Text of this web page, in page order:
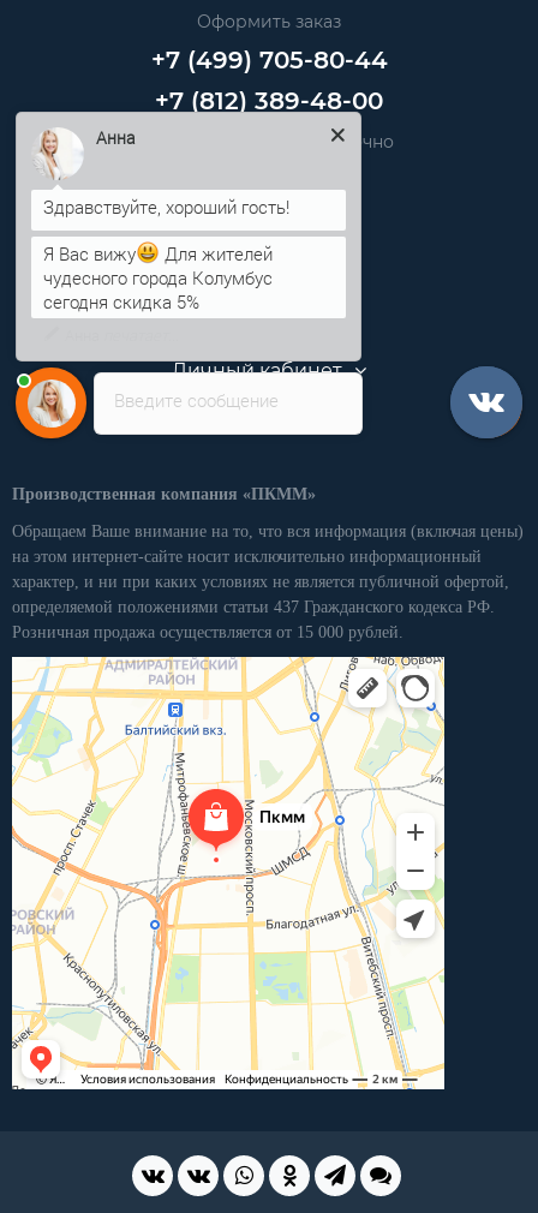
Оформить заказ
+7 (499) 705-80-44
+7 (812) 389-48-00
Звоните нам круглосуточно
Информация
Категории
Личный кабинет
Производственная компания «ПКММ»
Обращаем Ваше внимание на то, что вся информация (включая цены)
на этом интернет-сайте носит исключительно информационный
характер, и ни при каких условиях не является публичной офертой,
определяемой положениями статьи 437 Гражданского кодекса РФ.
Розничная продажа осуществляется от 15 000 рублей.
Введите сообщение
Здравствуйте, хороший гость!
Я Вас вижу
Для жителей
чудесного города Колумбус
сегодня скидка 5%